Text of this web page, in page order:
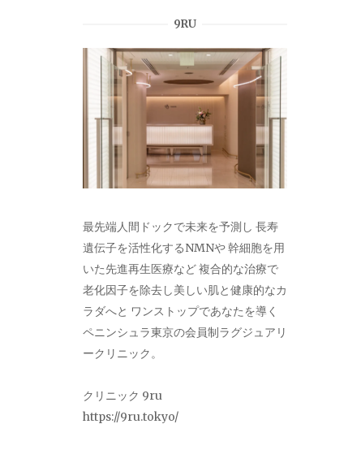
9RU
最先端人間ドックで未来を予測し 長寿
遺伝子を活性化するNMNや 幹細胞を用
いた先進再生医療など 複合的な治療で
老化因子を除去し美しい肌と健康的なカ
ラダへと ワンストップであなたを導く
ペニンシュラ東京の会員制ラグジュアリ
ークリニック。
クリニック 9ru
https://9ru.tokyo/